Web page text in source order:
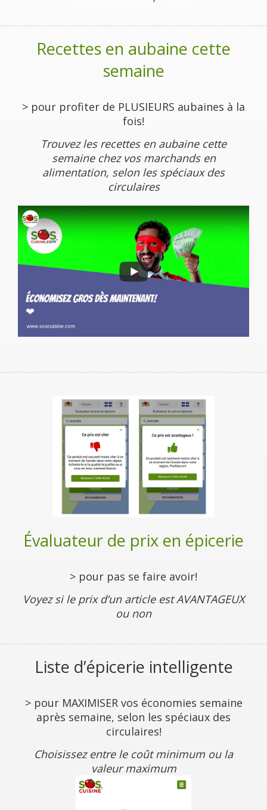
Recettes en aubaine cette
semaine
> pour profiter de PLUSIEURS aubaines à la
fois!
Trouvez les recettes en aubaine cette
semaine chez vos marchands en
alimentation, selon les spéciaux des
circulaires
Évaluateur de prix en épicerie
> pour pas se faire avoir!
Voyez si le prix d’un article est AVANTAGEUX
ou non
Liste d’épicerie intelligente
> pour MAXIMISER vos économies semaine
après semaine, selon les spéciaux des
circulaires!
Choisissez entre le coût minimum ou la
valeur maximum